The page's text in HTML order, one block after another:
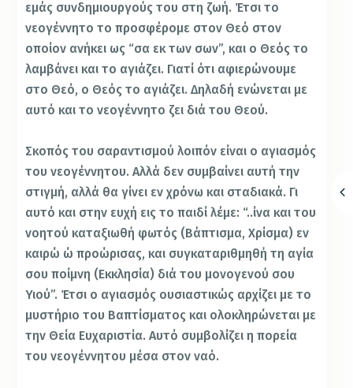
εμάς συνδημιουργούς του στη ζωή. Έτσι το
νεογέννητο το προσφέρομε στον Θεό στον
οποίον ανήκει ως “σα εκ των σων”, και ο Θεός το
λαμβάνει και το αγιάζει. Γιατί ότι αφιερώνουμε
στο Θεό, ο Θεός το αγιάζει. Δηλαδή ενώνεται με
αυτό και το νεογέννητο ζει διά του Θεού.
Σκοπός του σαραντισμού λοιπόν είναι ο αγιασμός
του νεογέννητου. Αλλά δεν συμβαίνει αυτή την
στιγμή, αλλά θα γίνει εν χρόνω και σταδιακά. Γι
αυτό και στην ευχή εις το παιδί λέμε: “..ίνα και του
νοητού καταξιωθή φωτός (Βάπτισμα, Χρίσμα) εν
καιρώ ώ προώρισας, και συγκαταριθμηθή τη αγία
σου ποίμνη (Εκκλησία) διά του μονογενού σου
Υιού”. Έτσι ο αγιασμός ουσιαστικώς αρχίζει με το
μυστήριο του Βαπτίσματος και ολοκληρώνεται με
την Θεία Ευχαριστία. Αυτό συμβολίζει η πορεία
του νεογέννητου μέσα στον ναό.